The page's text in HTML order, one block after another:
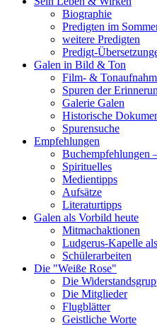
Biographie
Predigten im
weitere Predigten
Predigt-
Galen in Bild & Ton
Film- &
Spuren der
Galerie Galen
Historische
Spurensuche
Empfehlungen
Buchempfehlungen
Spirituelles
Medientipps
Aufsätze
Literaturtipps
Galen als Vorbild heute
Mitmachaktionen
Ludgerus-Kapelle
Schülerarbeiten
Die "Weiße Rose"
Die
Die Mitglieder
Flugblätter
Geistliche Worte